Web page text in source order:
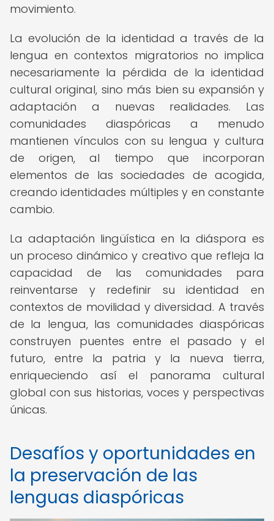
movimiento.
La evolución de la identidad a través de la
lengua en contextos migratorios no implica
necesariamente la pérdida de la identidad
cultural original, sino más bien su expansión y
adaptación a nuevas realidades. Las
comunidades diaspóricas a menudo
mantienen vínculos con su lengua y cultura
de origen, al tiempo que incorporan
elementos de las sociedades de acogida,
creando identidades múltiples y en constante
cambio.
La adaptación lingüística en la diáspora es
un proceso dinámico y creativo que refleja la
capacidad de las comunidades para
reinventarse y redefinir su identidad en
contextos de movilidad y diversidad. A través
de la lengua, las comunidades diaspóricas
construyen puentes entre el pasado y el
futuro, entre la patria y la nueva tierra,
enriqueciendo así el panorama cultural
global con sus historias, voces y perspectivas
únicas.
Desafíos y oportunidades en
la preservación de las
lenguas diaspóricas